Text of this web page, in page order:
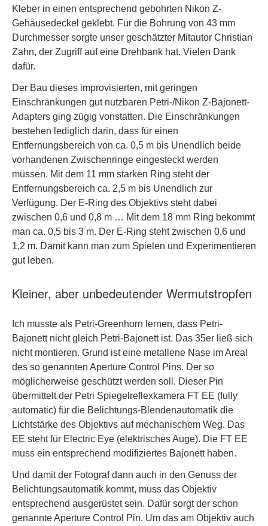
Kleber in einen entsprechend gebohrten Nikon Z-
Gehäusedeckel geklebt. Für die Bohrung von 43 mm
Durchmesser sorgte unser geschätzter Mitautor Christian
Zahn, der Zugriff auf eine Drehbank hat. Vielen Dank
dafür.
Der Bau dieses improvisierten, mit geringen
Einschränkungen gut nutzbaren Petri-/Nikon Z-Bajonett-
Adapters ging zügig vonstatten. Die Einschränkungen
bestehen lediglich darin, dass für einen
Entfernungsbereich von ca. 0,5 m bis Unendlich beide
vorhandenen Zwischenringe eingesteckt werden
müssen. Mit dem 11 mm starken Ring steht der
Entfernungsbereich ca. 2,5 m bis Unendlich zur
Verfügung. Der E-Ring des Objektivs steht dabei
zwischen 0,6 und 0,8 m … Mit dem 18 mm Ring bekommt
man ca. 0,5 bis 3 m. Der E-Ring steht zwischen 0,6 und
1,2 m. Damit kann man zum Spielen und Experimentieren
gut leben.
Kleiner, aber unbedeutender Wermutstropfen
Ich musste als Petri-Greenhorn lernen, dass Petri-
Bajonett nicht gleich Petri-Bajonett ist. Das 35er ließ sich
nicht montieren. Grund ist eine metallene Nase im Areal
des so genannten Aperture Control Pins. Der so
möglicherweise geschützt werden soll. Dieser Pin
übermittelt der Petri Spiegelreflexkamera FT EE (fully
automatic) für die Belichtungs-Blendenautomatik die
Lichtstärke des Objektivs auf mechanischem Weg. Das
EE steht für Electric Eye (elektrisches Auge). Die FT EE
muss ein entsprechend modifiziertes Bajonett haben.
Und damit der Fotograf dann auch in den Genuss der
Belichtungsautomatik kommt, muss das Objektiv
entsprechend ausgerüstet sein. Dafür sorgt der schon
genannte Aperture Control Pin. Um das am Objektiv auch